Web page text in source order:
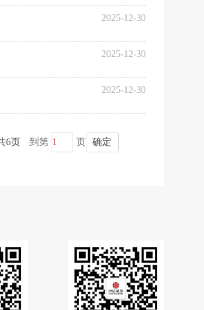
2025-12-30
2025-12-30
2025-12-30
6页 到第 页 确定